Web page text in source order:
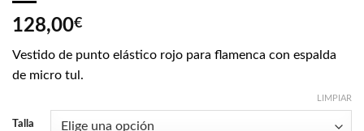
128,00€
Vestido de punto elástico rojo para flamenca con espalda
de micro tul.
Talla
LIMPIAR